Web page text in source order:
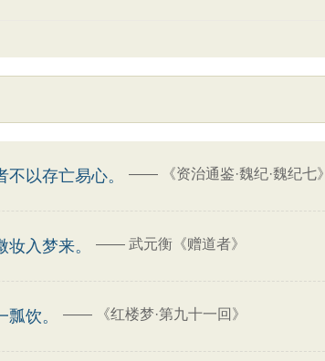
以存亡易心。 —— 《资治通鉴·魏纪·魏纪七》
入梦来。 —— 武元衡《赠道者》
饮。 —— 《红楼梦·第九十一回》